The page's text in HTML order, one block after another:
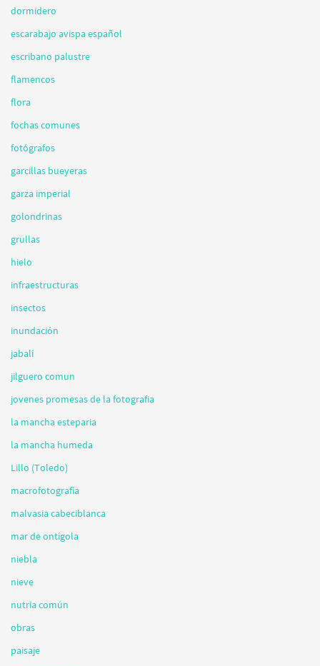
dormidero
escarabajo avispa español
escribano palustre
flamencos
flora
fochas comunes
fotógrafos
garcillas bueyeras
garza imperial
golondrinas
grullas
hielo
infraestructuras
insectos
inundación
jabalí
jilguero comun
jovenes promesas de la fotografia
la mancha esteparia
la mancha humeda
Lillo (Toledo)
macrofotografía
malvasia cabeciblanca
mar de ontígola
niebla
nieve
nutria común
obras
paisaje